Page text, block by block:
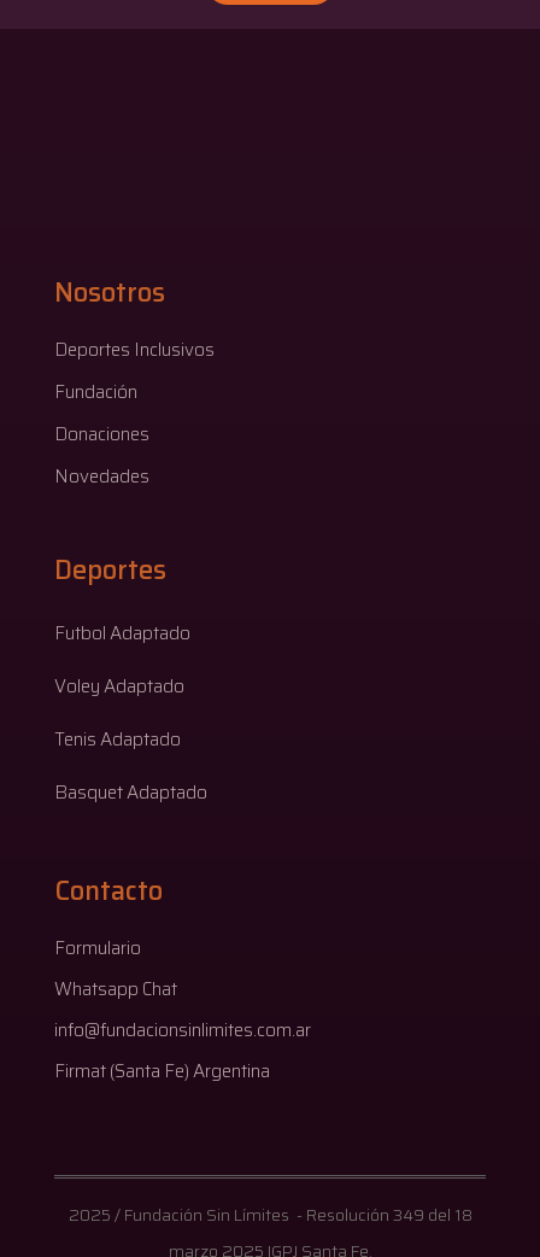
Nosotros
Deportes Inclusivos
Fundación
Donaciones
Novedades
Deportes
Futbol Adaptado
Voley Adaptado
Tenis Adaptado
Basquet Adaptado
Contacto
Formulario
Whatsapp Chat
info@fundacionsinlimites.com.ar
Firmat (Santa Fe) Argentina
2025 / Fundación Sin Límites - Resolución 349 del 18
marzo 2025 IGPJ Santa Fe.